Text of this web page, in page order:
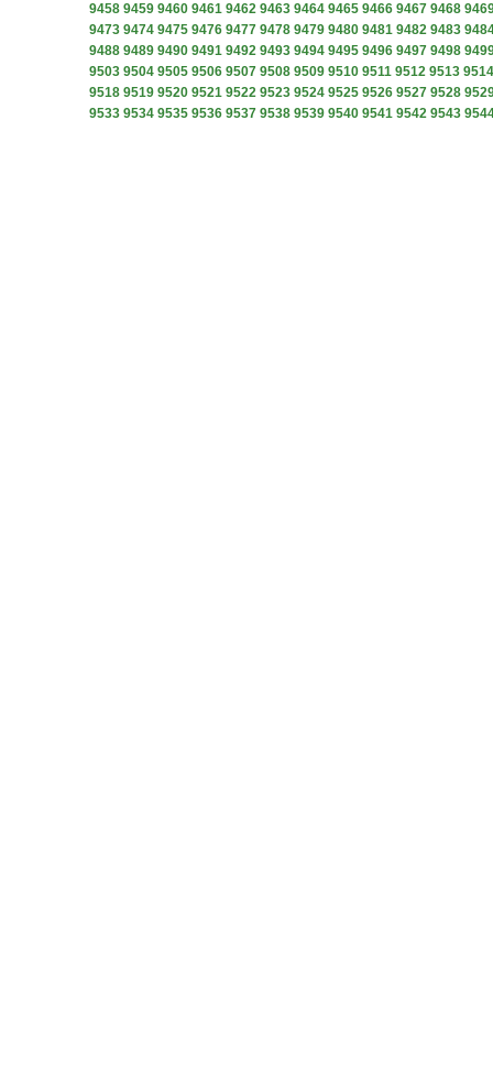
9458 9459 9460 9461 9462 9463 9464 9465 9466 9467 9468
9473 9474 9475 9476 9477 9478 9479 9480 9481 9482 9483
9488 9489 9490 9491 9492 9493 9494 9495 9496 9497 9498
9503 9504 9505 9506 9507 9508 9509 9510 9511 9512 9513 9514
9518 9519 9520 9521 9522 9523 9524 9525 9526 9527 9528
9533 9534 9535 9536 9537 9538 9539 9540 9541 9542 9543